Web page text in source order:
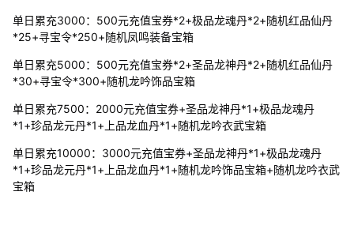
单日累充3000：500元充值宝券*2+极品龙魂丹*2+随机红品仙丹
*25+寻宝令*250+随机凤鸣装备宝箱
单日累充5000：500元充值宝券*2+圣品龙神丹*2+随机红品仙丹
*30+寻宝令*300+随机龙吟饰品宝箱
单日累充7500：2000元充值宝券+圣品龙神丹*1+极品龙魂丹
*1+珍品龙元丹*1+上品龙血丹*1+随机龙吟衣武宝箱
单日累充10000：3000元充值宝券+圣品龙神丹*1+极品龙魂丹
*1+珍品龙元丹*1+上品龙血丹*1+随机龙吟饰品宝箱+随机龙吟衣武
宝箱